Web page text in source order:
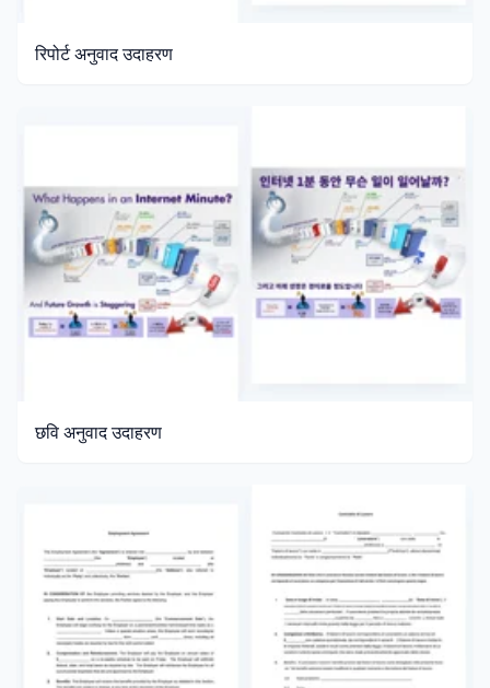
रिपोर्ट अनुवाद उदाहरण
छवि अनुवाद उदाहरण